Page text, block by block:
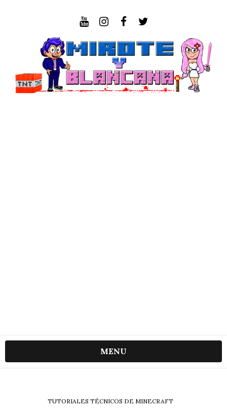
MENU
TUTORIALES TÉCNICOS DE MINECRAFT